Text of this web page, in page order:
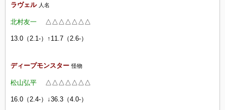
ラヴェル 人名
北村友一 △△ △△ △△ △
13.0 （2.1-）↑11.7（2.6-）
ディープモンスター 怪物
松山弘平 △△ △△ △△ △
16.0（2.4-）↓36.3（4.0-）